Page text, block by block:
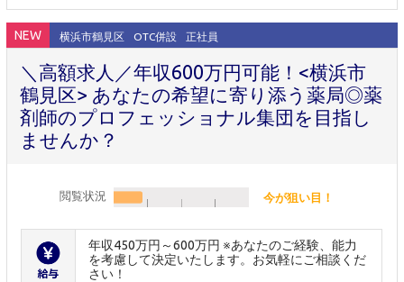
NEW 横浜市鶴見区 OTC併設 正社員
＼高額求人／年収600万円可能！<横浜市
鶴見区> あなたの希望に寄り添う薬局◎薬
剤師のプロフェッショナル集団を目指し
ませんか？
閲覧状況 今が狙い目！
年収450万円～600万円 ※あなたのご経験、能力
を考慮して決定いたします。お気軽にご相談くだ
さい！